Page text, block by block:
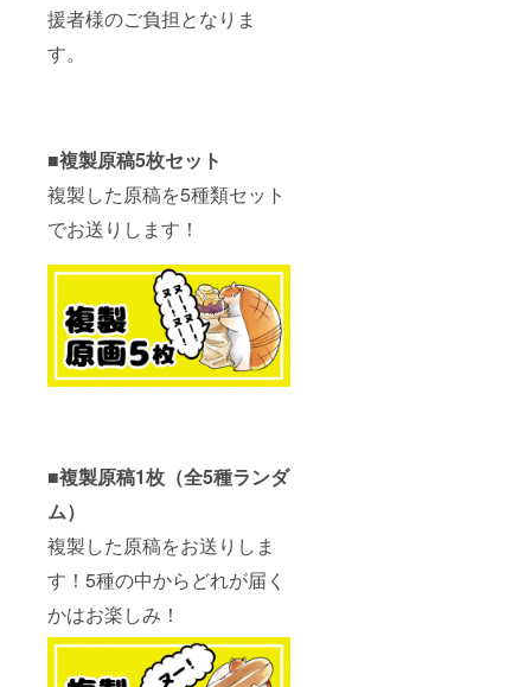
援者様のご負担となりま
す。
■複製原稿5枚セット
複製した原稿を5種類セット
でお送りします！
■複製原稿1枚（全5種ランダ
ム）
複製した原稿をお送りしま
す！5種の中からどれが届く
かはお楽しみ！